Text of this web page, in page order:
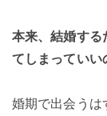
本来、結婚する
てしまっていい
婚期で出会うは